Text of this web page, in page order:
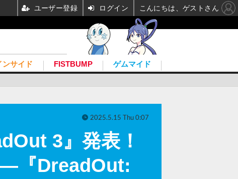
ンサイド FISTBUMP ゲムマイド
3』発表！
―『DreadOut:
2025.5.15 Thu 0:07
ユーザー登録 ログイン こんにちは、ゲストさん